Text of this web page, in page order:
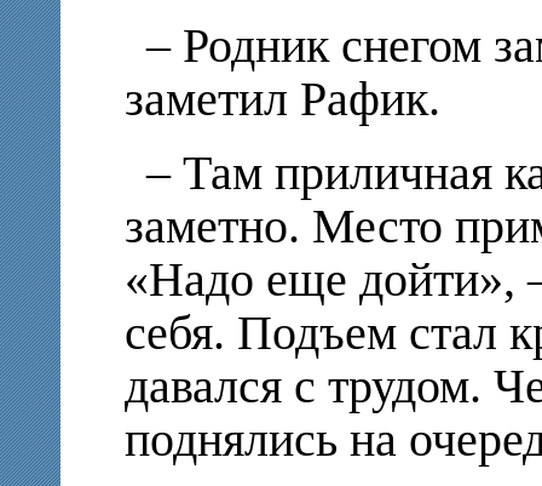
– Родник снегом
заметил Рафик.
– Там приличная
заметно. Место
«Надо еще дойти»,
себя. Подъем стал
давался с трудом.
поднялись на